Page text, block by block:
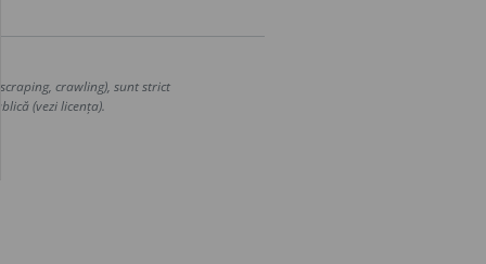
crawling), sunt strict
(vezi licența).